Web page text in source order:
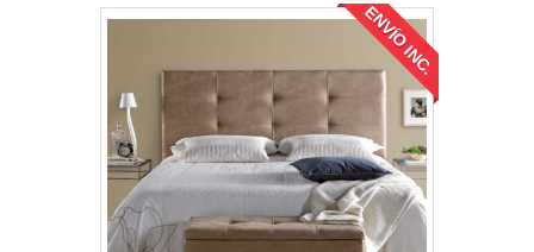
ENVÍO INC.